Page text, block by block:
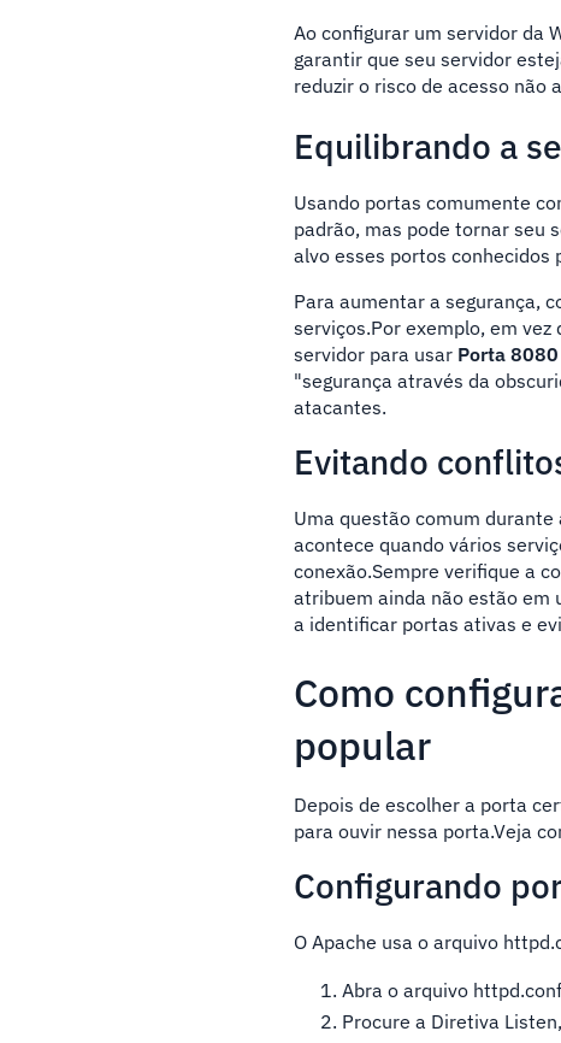
Ao configurar um servidor da
garantir que seu servidor
reduzir o risco de acesso não
Equilibrando a
Usando portas comumente
padrão, mas pode tornar seu
alvo esses portos conhecidos
Para aumentar a segurança,
serviços.Por exemplo, em
servidor para usar Porta 8080
"segurança através da
atacantes.
Evitando
Uma questão comum
acontece quando vários
conexão.Sempre verifique a
atribuem ainda não estão em
a identificar portas ativas e
Como
popular
Depois de escolher a porta
para ouvir nessa porta.Veja
Configurando
O Apache usa o arquivo
Abra o arquivo
Procure a Diretiva